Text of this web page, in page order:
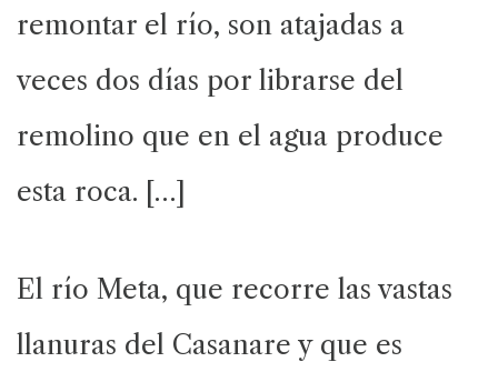
remontar el río, son atajadas a
veces dos días por librarse del
remolino que en el agua produce
esta roca. […]
El río Meta, que recorre las vastas
llanuras del Casanare y que es